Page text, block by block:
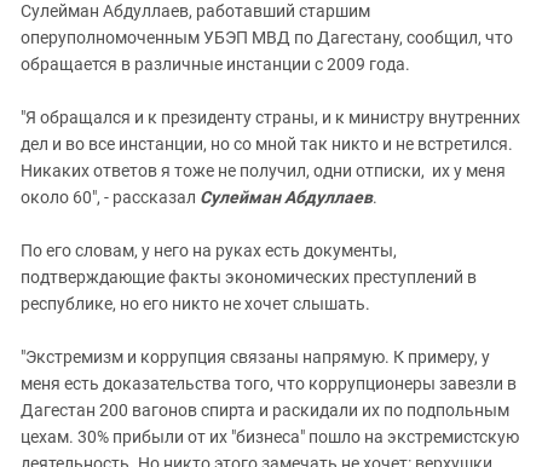
Сулейман Абдуллаев, работавший старшим
оперуполномоченным УБЭП МВД по Дагестану, сообщил, что
обращается в различные инстанции с 2009 года.
"Я обращался и к президенту страны, и к министру внутренних
дел и во все инстанции, но со мной так никто и не встретился.
Никаких ответов я тоже не получил, одни отписки, их у меня
около 60", - рассказал Сулейман Абдуллаев.
По его словам, у него на руках есть документы,
подтверждающие факты экономических преступлений в
республике, но его никто не хочет слышать.
"Экстремизм и коррупция связаны напрямую. К примеру, у
меня есть доказательства того, что коррупционеры завезли в
Дагестан 200 вагонов спирта и раскидали их по подпольным
цехам. 30% прибыли от их "бизнеса" пошло на экстремистскую